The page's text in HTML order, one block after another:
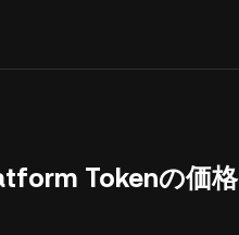
Tokenの価格